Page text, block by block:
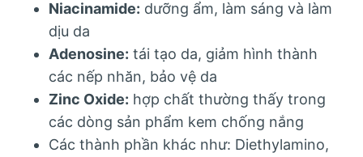
Niacinamide: dưỡng ẩm, làm sáng và làm
dịu da
Adenosine: tái tạo da, giảm hình thành
các nếp nhăn, bảo vệ da
Zinc Oxide: hợp chất thường thấy trong
các dòng sản phẩm kem chống nắng
Các thành phần khác như: Diethylamino,